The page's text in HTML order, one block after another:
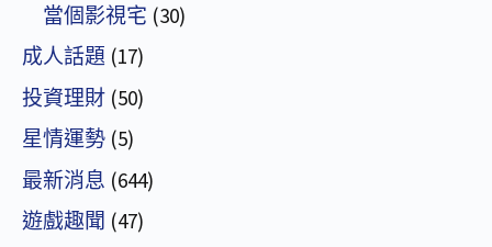
當個影視宅 (30)
成人話題 (17)
投資理財 (50)
星情運勢 (5)
最新消息 (644)
遊戲趣聞 (47)